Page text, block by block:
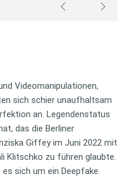
Videomanipulationen,
sich schier unaufhaltsam
an. Legendenstatus
das die Berliner
Giffey im Juni 2022 mit
Klitschko zu führen glaubte.
sich um ein Deepfake.